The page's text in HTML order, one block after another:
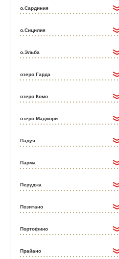
о.Сардиния
о.Сицилия
о.Эльба
озеро Гарда
озеро Комо
озеро Маджори
Падуя
Парма
Перуджа
Позитано
Портофино
Прайано